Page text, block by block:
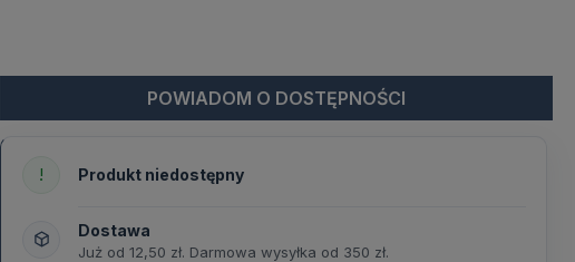
POWIADOM O DOSTĘPNOŚCI
! Produkt niedostępny
Dostawa
Już od 12,50 zł. Darmowa wysyłka od 350 zł.